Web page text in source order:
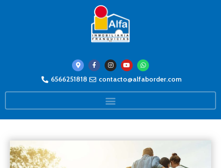
6566251818 contacto@alfaborder.com